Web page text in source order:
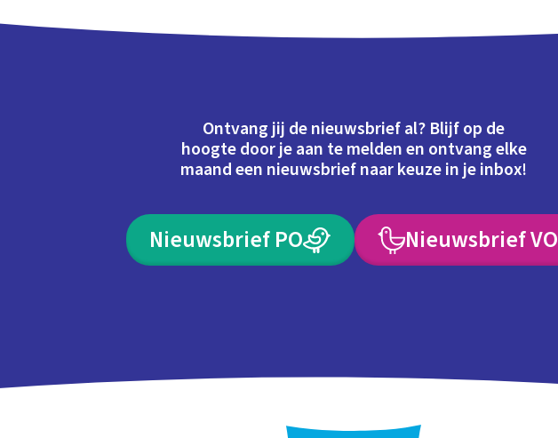
Ontvang jij de nieuwsbrief al? Blijf op de
hoogte door je aan te melden en ontvang elke
maand een nieuwsbrief naar keuze in je inbox!
Nieuwsbrief PO Nieuwsbrief VO